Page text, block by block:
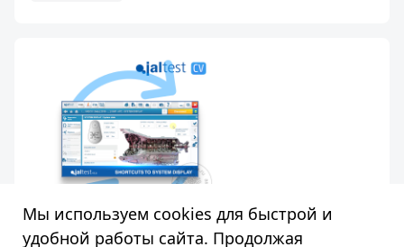
Мы используем cookies для быстрой и
удобной работы сайта. Продолжая